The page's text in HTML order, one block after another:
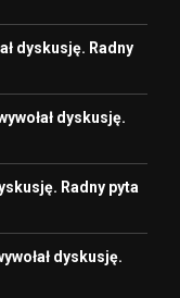
dyskusję. Radny
dyskusję.
Radny pyta
dyskusję.